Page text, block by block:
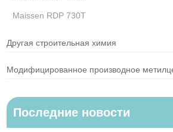
Maissen RDP 730T
Другая строительная химия
Модифицированное производное
Последние новости